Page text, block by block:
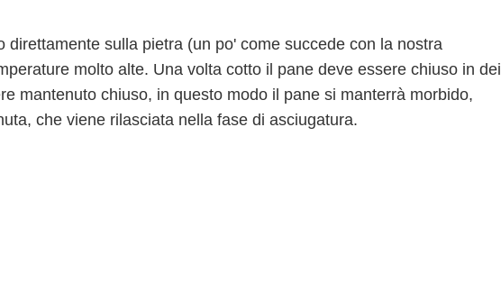
direttamente sulla pietra (un po' come succede con la nostra
molto alte. Una volta cotto il pane deve essere chiuso in dei
mantenuto chiuso, in questo modo il pane si manterrà morbido,
che viene rilasciata nella fase di asciugatura.